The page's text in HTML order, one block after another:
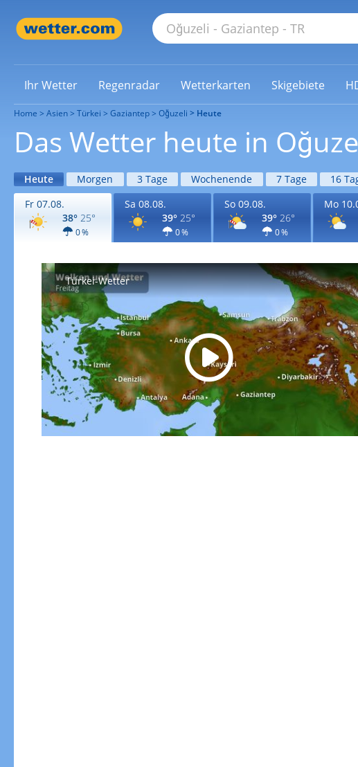
Ihr Wetter Regenradar Wetterkarten Skigebiete
Home Asien Türkei Gaziantep Oğuzeli Heute
Das Wetter heute in
Heute Morgen 3 Tage Wochenende 7 Tage 16
Fr 07.08.
38° 25°
0 %
Sa 08.08.
39° 25°
0 %
So 09.08.
39° 26°
0 %
Mo
Türkei-Wetter